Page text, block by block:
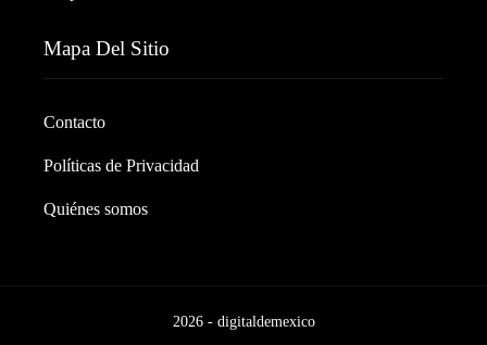
Mapa Del Sitio
Contacto
Políticas de Privacidad
Quiénes somos
2026 - digitaldemexico